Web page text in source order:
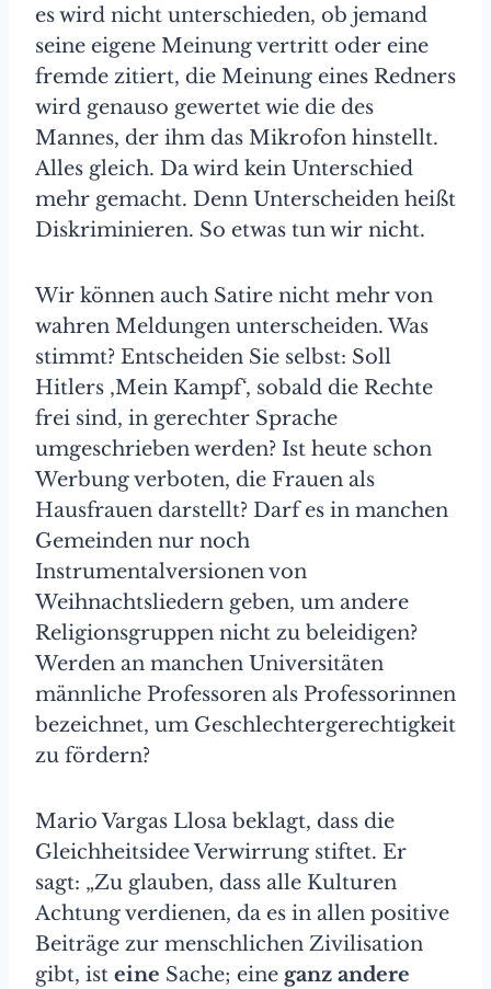
es wird nicht unterschieden, ob jemand
seine eigene Meinung vertritt oder eine
fremde zitiert, die Meinung eines Redners
wird genauso gewertet wie die des
Mannes, der ihm das Mikrofon hinstellt.
Alles gleich. Da wird kein Unterschied
mehr gemacht. Denn Unterscheiden heißt
Diskriminieren. So etwas tun wir nicht.
Wir können auch Satire nicht mehr von
wahren Meldungen unterscheiden. Was
stimmt? Entscheiden Sie selbst: Soll
Hitlers ‚Mein Kampf‘, sobald die Rechte
frei sind, in gerechter Sprache
umgeschrieben werden? Ist heute schon
Werbung verboten, die Frauen als
Hausfrauen darstellt? Darf es in manchen
Gemeinden nur noch
Instrumentalversionen von
Weihnachtsliedern geben, um andere
Religionsgruppen nicht zu beleidigen?
Werden an manchen Universitäten
männliche Professoren als Professorinnen
bezeichnet, um Geschlechtergerechtigkeit
zu fördern?
Mario Vargas Llosa beklagt, dass die
Gleichheitsidee Verwirrung stiftet. Er
sagt: „Zu glauben, dass alle Kulturen
Achtung verdienen, da es in allen positive
Beiträge zur menschlichen Zivilisation
gibt, ist eine Sache; eine ganz andere